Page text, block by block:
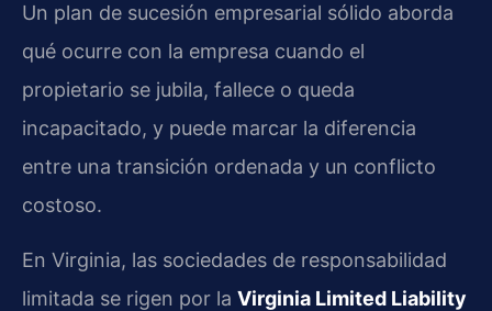
Un plan de sucesión empresarial sólido aborda
qué ocurre con la empresa cuando el
propietario se jubila, fallece o queda
incapacitado, y puede marcar la diferencia
entre una transición ordenada y un conflicto
costoso.
En Virginia, las sociedades de responsabilidad
limitada se rigen por la Virginia Limited Liability